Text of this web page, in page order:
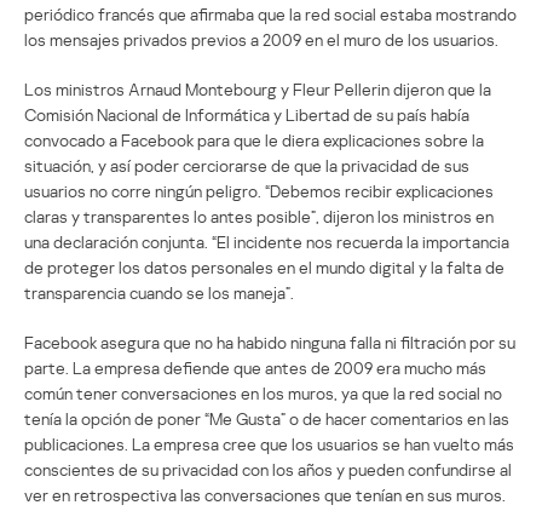
periódico francés que afirmaba que la red social estaba mostrando
los mensajes privados previos a 2009 en el muro de los usuarios.
Los ministros Arnaud Montebourg y Fleur Pellerin dijeron que la
Comisión Nacional de Informática y Libertad de su país había
convocado a Facebook para que le diera explicaciones sobre la
situación, y así poder cerciorarse de que la privacidad de sus
usuarios no corre ningún peligro. “Debemos recibir explicaciones
claras y transparentes lo antes posible”, dijeron los ministros en
una declaración conjunta. “El incidente nos recuerda la importancia
de proteger los datos personales en el mundo digital y la falta de
transparencia cuando se los maneja”.
Facebook asegura que no ha habido ninguna falla ni filtración por su
parte. La empresa defiende que antes de 2009 era mucho más
común tener conversaciones en los muros, ya que la red social no
tenía la opción de poner “Me Gusta” o de hacer comentarios en las
publicaciones. La empresa cree que los usuarios se han vuelto más
conscientes de su privacidad con los años y pueden confundirse al
ver en retrospectiva las conversaciones que tenían en sus muros.